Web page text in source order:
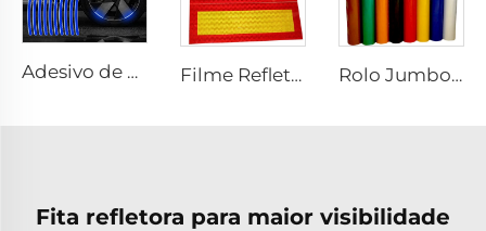
Adesivo de Borda Refletivo Azul para Roda de Carro ou Motocicleta, Adesivo Decorativo para Carro, Adesivo Refletivo de Aviso de Segurança Noturna para Carro Filme Refletivo Personalizado com Placa de Alumínio para Parte Traseira de Caminhão Rolo Jumbo de Vinil Refletivo 3200, Filme de Folha Refletiva para Placa de Veículo
Fita refletora para maior visibilidade